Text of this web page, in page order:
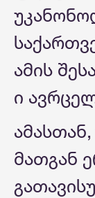
ამის
ი
მათგან